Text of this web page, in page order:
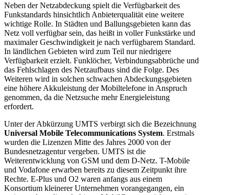
Neben der Netzabdeckung spielt die Verfügbarkeit des
Funkstandards hinsichtlich Anbieterqualität eine weitere
wichtige Rolle. In Städten und Ballungsgebieten kann das
Netz voll verfügbar sein, das heißt in voller Funkstärke und
maximaler Geschwindigkeit je nach verfügbarem Standard.
In ländlichen Gebieten wird zum Teil nur niedrigere
Verfügbarkeit erzielt. Funklöcher, Verbindungsabbrüche und
das Fehlschlagen des Netzaufbaus sind die Folge. Des
Weiteren wird in solchen schwachen Abdeckungsgebieten
eine höhere Akkuleistung der Mobiltelefone in Anspruch
genommen, da die Netzsuche mehr Energieleistung
erfordert.
Unter der Abkürzung UMTS verbirgt sich die Bezeichnung
Universal Mobile Telecommunications System. Erstmals
wurden die Lizenzen Mitte des Jahres 2000 von der
Bundesnetzagentur vergeben. UMTS ist die
Weiterentwicklung von GSM und dem D-Netz. T-Mobile
und Vodafone erwarben bereits zu diesem Zeitpunkt ihre
Rechte. E-Plus und O2 waren anfangs aus einem
Konsortium kleinerer Unternehmen vorangegangen, ein